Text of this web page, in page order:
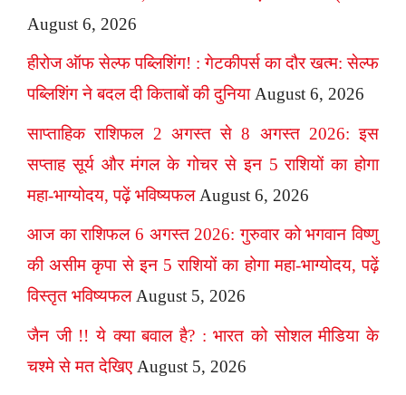
August 6, 2026
हीरोज ऑफ सेल्फ पब्लिशिंग! : गेटकीपर्स का दौर खत्म: सेल्फ
पब्लिशिंग ने बदल दी किताबों की दुनिया August 6, 2026
साप्ताहिक राशिफल 2 अगस्त से 8 अगस्त 2026: इस
सप्ताह सूर्य और मंगल के गोचर से इन 5 राशियों का होगा
महा-भाग्योदय, पढ़ें भविष्यफल August 6, 2026
आज का राशिफल 6 अगस्त 2026: गुरुवार को भगवान विष्णु
की असीम कृपा से इन 5 राशियों का होगा महा-भाग्योदय, पढ़ें
विस्तृत भविष्यफल August 5, 2026
जैन जी !! ये क्या बवाल है? : भारत को सोशल मीडिया के
चश्मे से मत देखिए August 5, 2026